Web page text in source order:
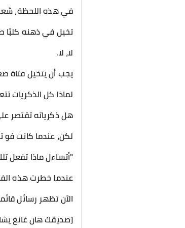
في هذه اللحظة، شعر
تخيل في ذهنه كلبًا
لا، لا.
يجب أن يتخيل فتاة
لماذا كل الذكريات
هل ذكرياته تقتصر
لكن، عندما كانت فو
"أتساءل ماذا تفعل
عندما خطرت هذه
الآن تظهر رسائل قائمة
[صديقك هان غانغ